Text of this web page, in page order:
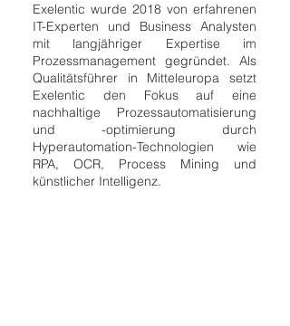
Exelentic wurde 2018 von erfahrenen
IT-Experten und Business Analysten
mit langjähriger Expertise im
Prozessmanagement gegründet. Als
Qualitätsführer in Mitteleuropa setzt
Exelentic den Fokus auf eine
nachhaltige Prozessautomatisierung
und -optimierung durch
Hyperautomation-Technologien wie
RPA, OCR, Process Mining und
künstlicher Intelligenz.